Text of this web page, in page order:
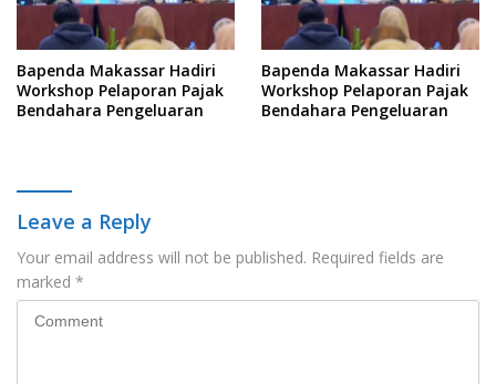
Bapenda Makassar Hadiri
Workshop Pelaporan Pajak
Bendahara Pengeluaran
Bapenda Makassar Hadiri
Workshop Pelaporan Pajak
Bendahara Pengeluaran
Leave a Reply
Your email address will not be published. Required fields are
marked *